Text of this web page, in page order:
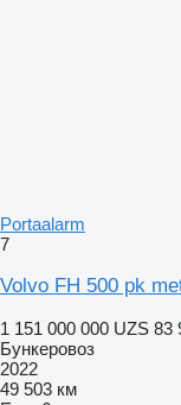
Portaalarm
7
Volvo FH 500 pk
1 151 000 000 UZS 83
Бункеровоз
2022
49 503 км